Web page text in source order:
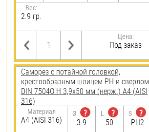
Вес:
2.9 гр.
Цена:
Под заказ
Саморез с потайной головкой,
крестообразным шлицем PH и сверлом
DIN 7504O H 3,9х50 мм (нерж.) A4 (AISI
316)
Материал
A4 (AISI 316)
Ø
?
3.9
L
?
50
S
?
PH2